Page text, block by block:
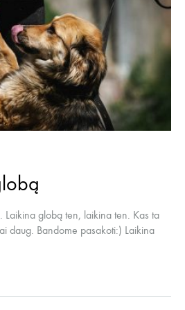
globą ten, laikina ten. Kas ta
daug. Bandome pasakoti:) Laikina
trunkanti globą, kai prižiūrite